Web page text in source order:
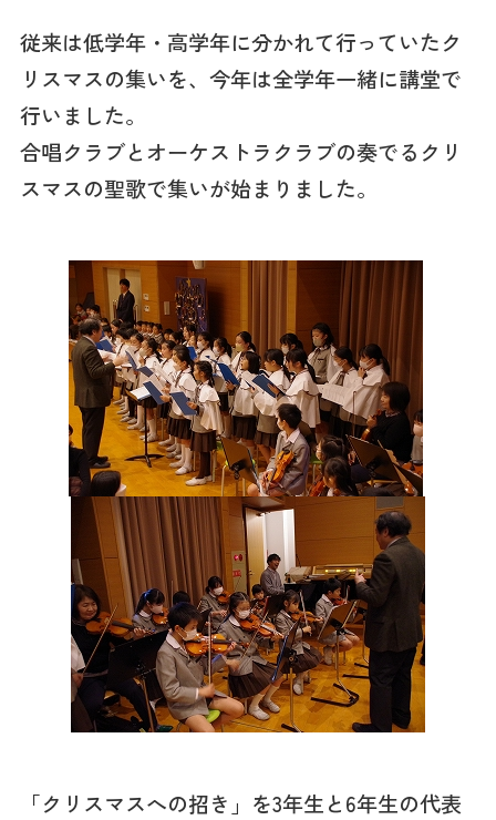
従来は低学年・高学年に分かれて行っていたク
リスマスの集いを、今年は全学年一緒に講堂で
行いました。
合唱クラブとオーケストラクラブの奏でるクリ
スマスの聖歌で集いが始まりました。
「クリスマスへの招き」を3年生と6年生の代表